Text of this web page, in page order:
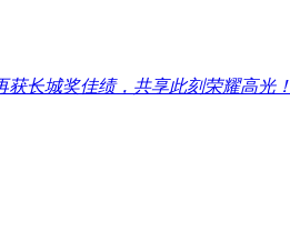
长城奖佳绩，共享此刻荣耀高光！